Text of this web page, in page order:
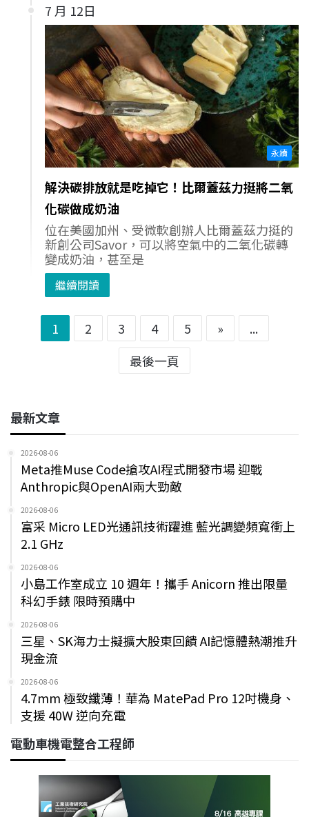
7 月 12日
永續
解決碳排放就是吃掉它！比爾蓋茲力挺將二氧
化碳做成奶油
位在美國加州、受微軟創辦人比爾蓋茲力挺的
新創公司Savor，可以將空氣中的二氧化碳轉
變成奶油，甚至是
繼續閱讀
1 2 3 4 5 »
...
最後一頁
最新文章
2026-08-06
Meta推Muse Code搶攻AI程式開發市場 迎戰
Anthropic與OpenAI兩大勁敵
2026-08-06
富采 Micro LED光通訊技術躍進 藍光調變頻寬衝上
2.1 GHz
2026-08-06
小島工作室成立 10 週年！攜手 Anicorn 推出限量
科幻手錶 限時預購中
2026-08-06
三星、SK海力士擬擴大股東回饋 AI記憶體熱潮推升
現金流
2026-08-06
4.7mm 極致纖薄！華為 MatePad Pro 12吋機身、
支援 40W 逆向充電
電動車機電整合工程師